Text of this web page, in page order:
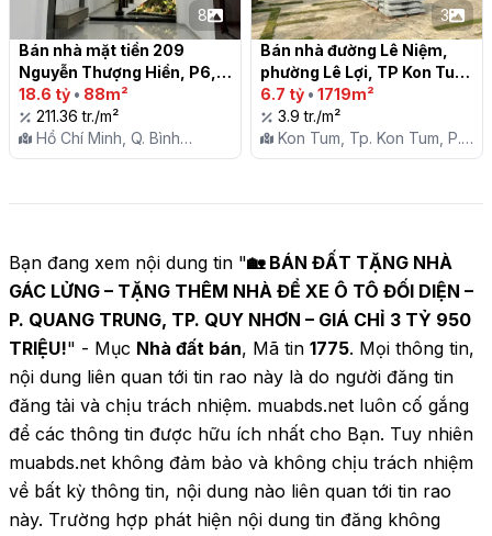
8
Bán nhà mặt tiền 209
Nguyễn Thượng Hiền, P6,
Q. Bình Thạnh
18.6 tỷ • 88m²
211.36 tr./m²
Hồ Chí Minh, Q. Bình
Thạnh, P. 06
3
Bán nhà đường Lê Niệm,
phường Lê Lợi, TP Kon Tum
6.7 tỷ • 1719m²
3.9 tr./m²
Kon Tum, Tp. Kon Tum, P.
Lê Lợi
Bạn đang xem nội dung tin "🏡 BÁN ĐẤT TẶNG NHÀ
GÁC LỬNG – TẶNG THÊM NHÀ ĐỂ XE Ô TÔ ĐỐI DIỆN –
P. QUANG TRUNG, TP. QUY NHƠN – GIÁ CHỈ 3 TỶ 950
TRIỆU!" - Mục Nhà đất bán, Mã tin 1775. Mọi thông tin,
nội dung liên quan tới tin rao này là do người đăng tin
đăng tải và chịu trách nhiệm. muabds.net luôn cố gắng
để các thông tin được hữu ích nhất cho Bạn. Tuy nhiên
muabds.net không đảm bảo và không chịu trách nhiệm
về bất kỳ thông tin, nội dung nào liên quan tới tin rao
này. Trường hợp phát hiện nội dung tin đăng không